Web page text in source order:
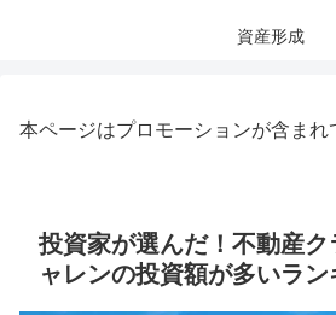
資産形成
本ページはプロモーションが含まれ
投資家が選んだ！不動産
ャレンの投資額が多いラン